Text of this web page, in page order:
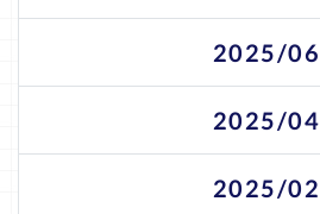
2025/06
2025/04
2025/02